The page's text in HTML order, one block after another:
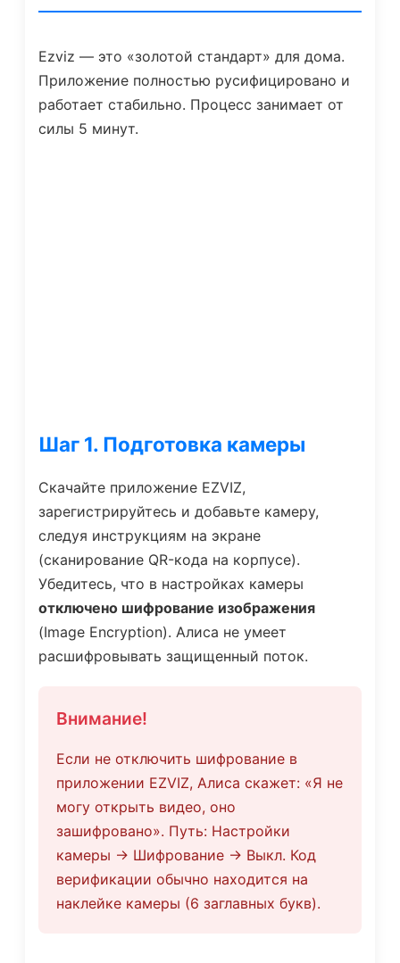
Ezviz — это «золотой стандарт» для дома.
Приложение полностью русифицировано и
работает стабильно. Процесс занимает от
силы 5 минут.
Шаг 1. Подготовка камеры
Скачайте приложение EZVIZ,
зарегистрируйтесь и добавьте камеру,
следуя инструкциям на экране
(сканирование QR-кода на корпусе).
Убедитесь, что в настройках камеры
отключено шифрование изображения
(Image Encryption). Алиса не умеет
расшифровывать защищенный поток.
Внимание!
Если не отключить шифрование в
приложении EZVIZ, Алиса скажет: «Я не
могу открыть видео, оно
зашифровано». Путь: Настройки
камеры -> Шифрование -> Выкл. Код
верификации обычно находится на
наклейке камеры (6 заглавных букв).